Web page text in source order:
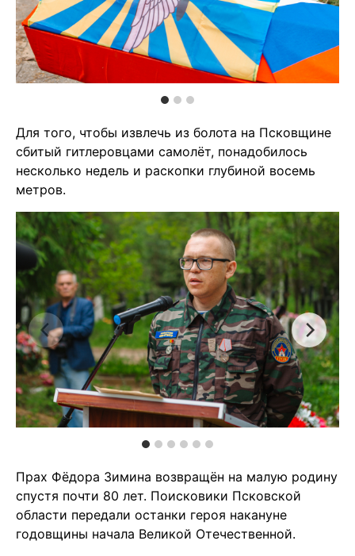
Для того, чтобы извлечь из болота на Псковщине
сбитый гитлеровцами самолёт, понадобилось
несколько недель и раскопки глубиной восемь
метров.
Прах Фёдора Зимина возвращён на малую родину
спустя почти 80 лет. Поисковики Псковской
области передали останки героя накануне
годовщины начала Великой Отечественной.